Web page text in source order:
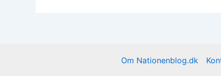
Om Nationenblog.dk